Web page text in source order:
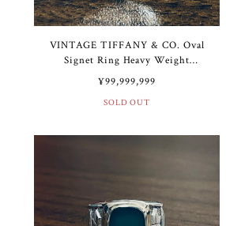
VINTAGE TIFFANY & CO. Oval
Signet Ring Heavy Weight
Sterling Silver | ヴィンテージ テ
ィファニー オーバル シグネット
リング ヘビー ウェイト スター
¥99,999,999
SOLD OUT